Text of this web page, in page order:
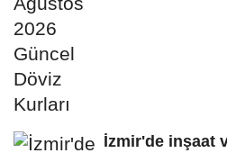
İzmir'de inşaat